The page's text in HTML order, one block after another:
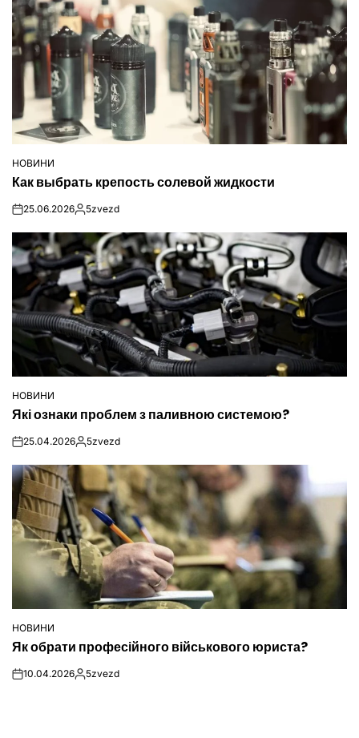
ОПУБЛІКУВАТИ
У
НОВИНИ
Как выбрать крепость солевой жидкости
on25.06.2026Опубліковано
5zvezd
ОПУБЛІКУВАТИ
У
НОВИНИ
Які ознаки проблем з паливною системою?
on25.04.2026Опубліковано
5zvezd
ОПУБЛІКУВАТИ
У
НОВИНИ
Як обрати професійного військового юриста?
on10.04.2026Опубліковано
5zvezd